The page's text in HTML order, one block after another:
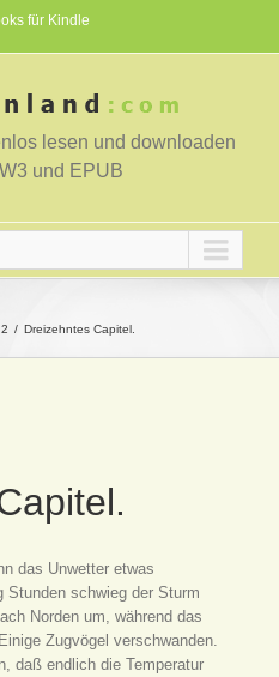
für Kindle
lesen und downloaden
und EPUB
Dreizehntes Capitel.
das Unwetter etwas
Stunden schwieg der Sturm
Norden um, während das
Zugvögel verschwanden.
daß endlich die Temperatur